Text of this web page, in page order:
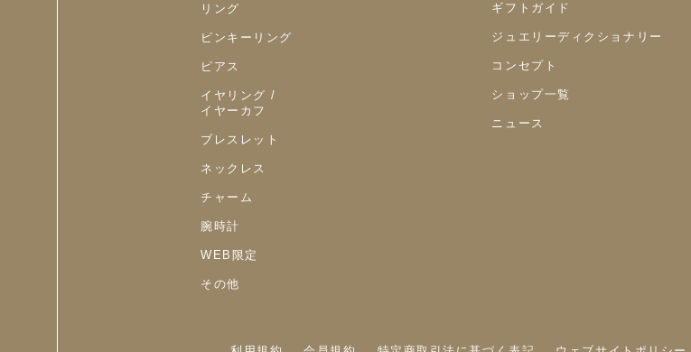
リング
ピンキーリング
ピアス
イヤリング /
イヤーカフ
ブレスレット
ネックレス
チャーム
腕時計
WEB限定
その他
ギフトガイド
ジュエリーディクショナリー
コンセプト
ショップ一覧
ニュース